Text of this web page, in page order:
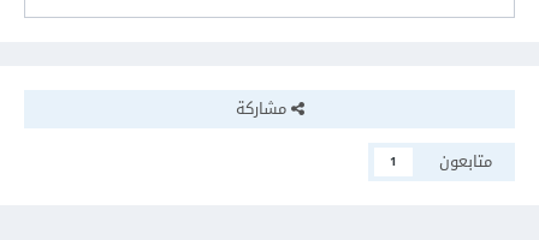
مشاركة
متابعون
1